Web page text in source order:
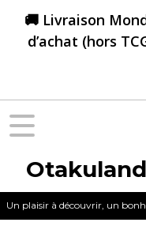
🚚 Livraison
d’achat (hors
Un plaisir à découvrir, un